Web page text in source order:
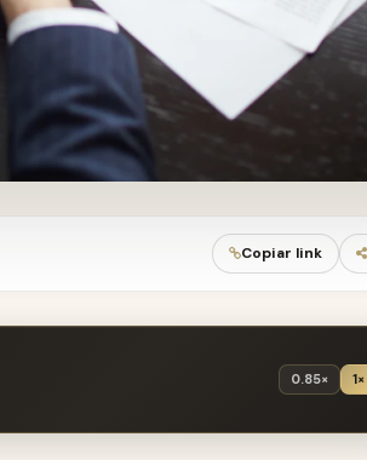
Copiar link
0.85× 1×